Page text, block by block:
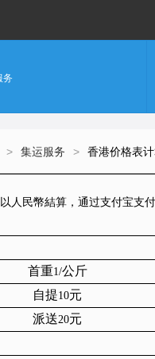
务
> 集运服务 > 香港价格表
人民幣結算，通过支付宝支付
首重1/公斤
自提10元
派送20元